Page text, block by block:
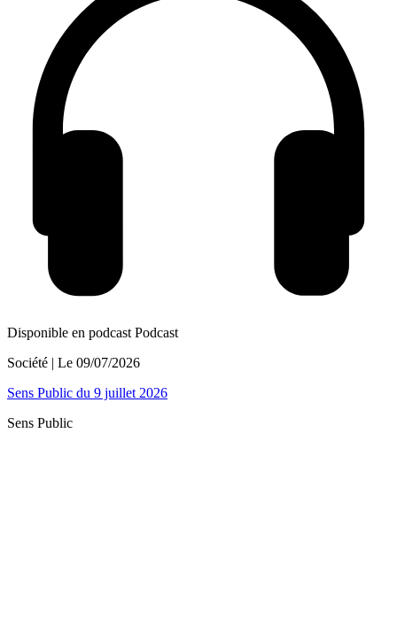
Disponible en podcast Podcast
Société | Le 09/07/2026
Sens Public du 9 juillet 2026
Sens Public